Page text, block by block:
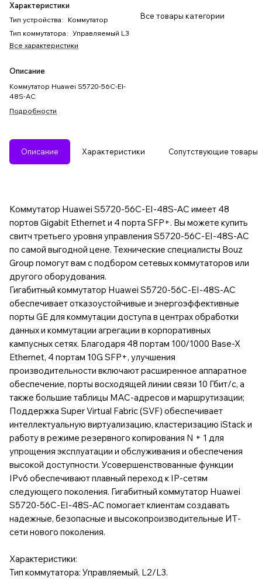
Характеристики
Тип устройства : Коммутатор
Тип коммутатора : Управляемый L3
Все характеристики
Описание
Коммутатор Huawei S5720-56C-EI-
48S-AC
Подробности
Все товары категории
Описание Характеристики Сопутствующие товары
Коммутатор Huawei S5720-56C-EI-48S-AC имеет 48
портов Gigabit Ethernet и 4 порта SFP+. Вы можете купить
свитч третьего уровня управления S5720-56C-EI-48S-AC
по самой выгодной цене. Технические специалисты Bouz
Group помогут вам с подбором сетевых коммутаторов или
другого оборудования.
Гигабитный коммутатор Huawei S5720-56C-EI-48S-AC
обеспечивает отказоустойчивые и энергоэффективные
порты GE для коммутации доступа в центрах обработки
данных и коммутации агрегации в корпоративных
кампусных сетях. Благодаря 48 портам 100/1000 Base-X
Ethernet, 4 портам 10G SFP+, улучшения
производительности включают расширенное аппаратное
обеспечение, порты восходящей линии связи 10 Гбит/с, а
также большие таблицы MAC-адресов и маршрутизации;
Поддержка Super Virtual Fabric (SVF) обеспечивает
интеллектуальную виртуализацию, кластеризацию iStack и
работу в режиме резервного копирования N + 1 для
упрощения эксплуатации и обслуживания и обеспечения
высокой доступности. Усовершенствованные функции
IPv6 обеспечивают плавный переход к IP-сетям
следующего поколения. Гигабитный коммутатор Huawei
S5720-56C-EI-48S-AC помогает клиентам создавать
надежные, безопасные и высокопроизводительные ИТ-
сети нового поколения.
Характеристики:
Тип коммутатора: Управляемый, L2/L3.